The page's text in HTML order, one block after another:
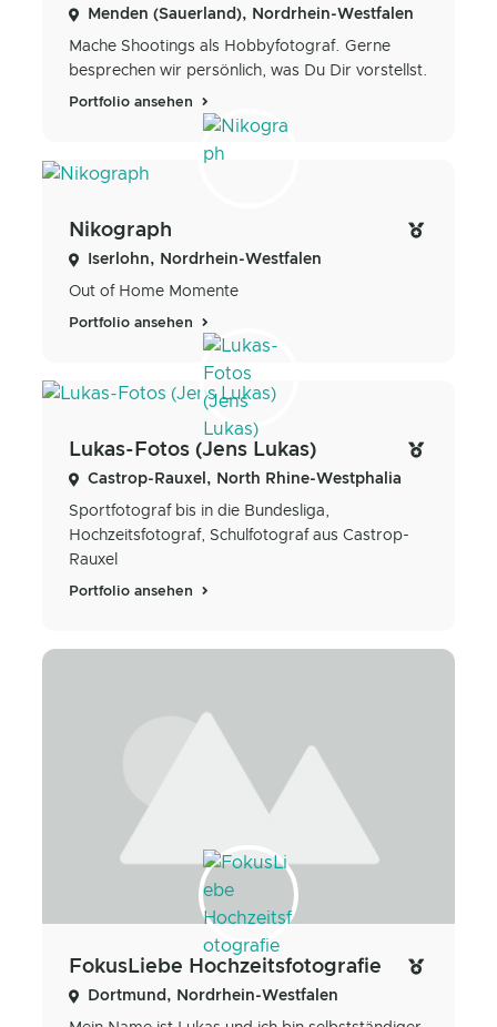
Menden (Sauerland), Nordrhein-Westfalen
Mache Shootings als Hobbyfotograf. Gerne
besprechen wir persönlich, was Du Dir vorstellst.
Portfolio ansehen
Nikograph
Iserlohn, Nordrhein-Westfalen
Out of Home Momente
Portfolio ansehen
Lukas-Fotos (Jens Lukas)
Castrop-Rauxel, North Rhine-Westphalia
Sportfotograf bis in die Bundesliga,
Hochzeitsfotograf, Schulfotograf aus Castrop-
Rauxel
Portfolio ansehen
FokusLiebe Hochzeitsfotografie
Dortmund, Nordrhein-Westfalen